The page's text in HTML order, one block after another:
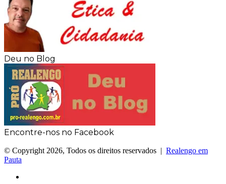
Deu no Blog
Encontre-nos no Facebook
© Copyright 2026, Todos os direitos reservados | Realengo em
Pauta